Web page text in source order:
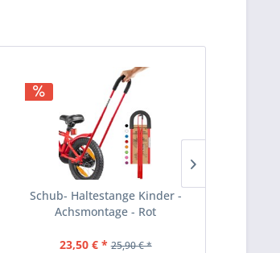
Schub- Haltestange Kinder -
Achsmontage - Rot
23,50 € * 25,90 € *